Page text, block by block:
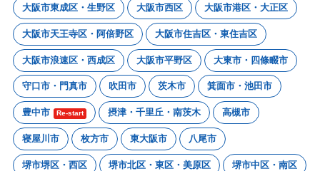
大阪市東成区・生野区 大阪市西区 大阪市港区・大正区
大阪市天王寺区・阿倍野区 大阪市住吉区・東住吉区
大阪市浪速区・西成区 大阪市平野区 大東市・四條畷市
守口市・門真市 吹田市 茨木市 箕面市・池田市
豊中市 Re-start 摂津・千里丘・南茨木 高槻市
寝屋川市 枚方市 東大阪市 八尾市
堺市堺区・西区 堺市北区・東区・美原区 堺市中区・南区